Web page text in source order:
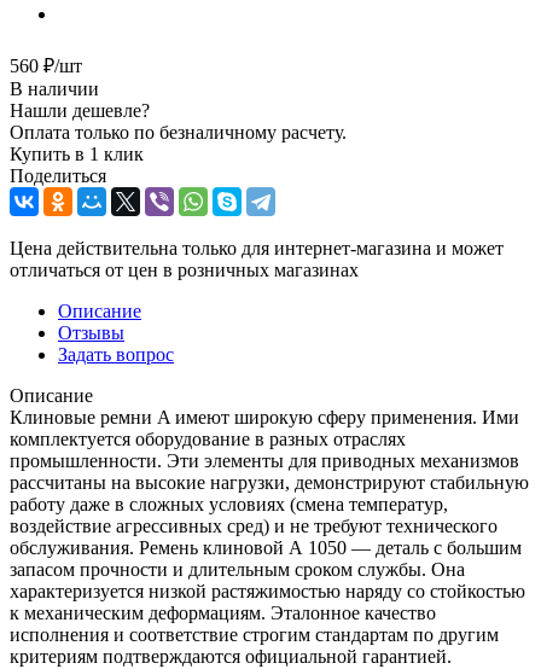
560 ₽/шт
В наличии
Нашли дешевле?
Оплата только по безналичному расчету.
Купить в 1 клик
Поделиться
Цена действительна только для интернет-магазина и может
отличаться от цен в розничных магазинах
Описание
Отзывы
Задать вопрос
Описание
Клиновые ремни A имеют широкую сферу применения. Ими
комплектуется оборудование в разных отраслях
промышленности. Эти элементы для приводных механизмов
рассчитаны на высокие нагрузки, демонстрируют стабильную
работу даже в сложных условиях (смена температур,
воздействие агрессивных сред) и не требуют технического
обслуживания. Ремень клиновой А 1050 — деталь с большим
запасом прочности и длительным сроком службы. Она
характеризуется низкой растяжимостью наряду со стойкостью
к механическим деформациям. Эталонное качество
исполнения и соответствие строгим стандартам по другим
критериям подтверждаются официальной гарантией.